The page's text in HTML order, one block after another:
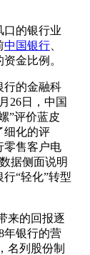
的银行业
中国银行
金比例。
的金融科
26日，中国
”评价蓝皮
细化的评
零售客户电
据侧面说明
“轻化”转型
来的回报逐
年银行的营
名列股份制